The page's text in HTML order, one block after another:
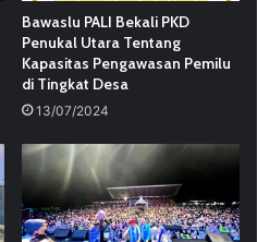
Bawaslu PALI Bekali PKD
Penukal Utara Tentang
Kapasitas Pengawasan Pemilu
di Tingkat Desa
13/07/2024